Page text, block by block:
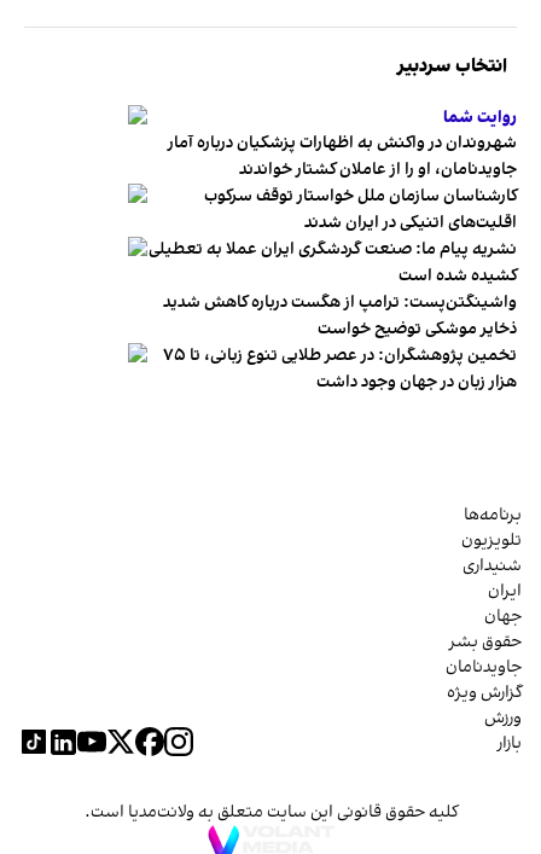
انتخاب سردبیر
روایت شما
شهروندان در واکنش به اظهارات پزشکیان درباره آمار
جاویدنامان، او را از عاملان کشتار خواندند
کارشناسان سازمان ملل خواستار توقف سرکوب
اقلیت‌های اتنیکی در ایران شدند
نشریه پیام ما: صنعت گردشگری ایران عملا به تعطیلی
کشیده شده است
واشینگتن‌پست: ترامپ از هگست درباره کاهش شدید
ذخایر موشکی توضیح خواست
تخمین پژوهشگران: در عصر طلایی تنوع زبانی، تا ۷۵
هزار زبان در جهان وجود داشت
برنامه‌ها
تلویزیون
شنیداری
ایران
جهان
حقوق بشر
جاویدنامان
گزارش ویژه
ورزش
بازار
کلیه حقوق قانونی این سایت متعلق به ولانت‌مدیا است.